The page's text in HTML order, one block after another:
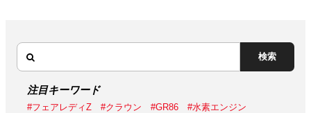
検索
注目キーワード
#フェアレディZ #クラウン #GR86
#水素エンジン